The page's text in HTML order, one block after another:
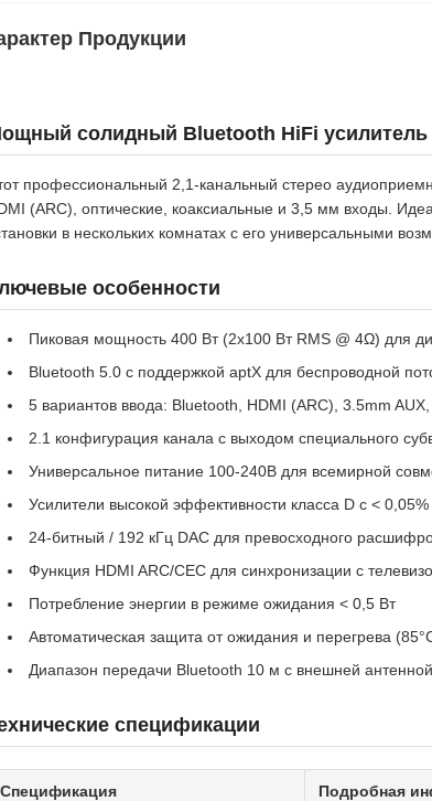
Продукции
солидный Bluetooth HiFi усилитель
профессиональный 2,1-канальный стерео
(ARC), оптические, коаксиальные и 3,5 мм входы.
в нескольких комнатах с его универсальными
особенности
Пиковая мощность 400 Вт (2x100 Вт RMS @ 4Ω) для
Bluetooth 5.0 с поддержкой aptX для беспроводной
5 вариантов ввода: Bluetooth, HDMI (ARC), 3.5mm
2.1 конфигурация канала с выходом специального
Универсальное питание 100-240В для всемирной
Усилители высокой эффективности класса D с <
24-битный / 192 кГц DAC для превосходного
Функция HDMI ARC/CEC для синхронизации с
Потребление энергии в режиме ожидания < 0,5 Вт
Автоматическая защита от ожидания и перегрева
Диапазон передачи Bluetooth 10 м с внешней антенной
спецификации
Спецификация Подробная